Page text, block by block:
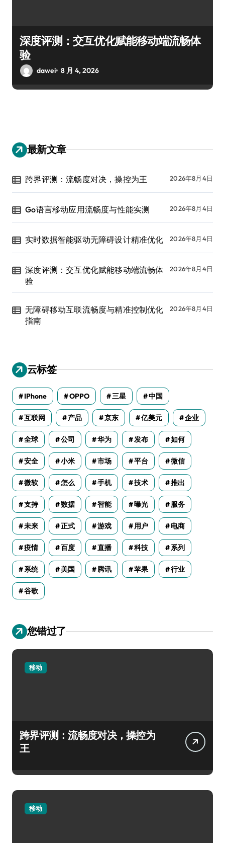
深度评测：交互优化赋能移动端流畅体
验
dawei 8 月 4, 2026
最新文章
跨界评测：流畅度对决，操控为王 2026年8月4日
Go语言移动应用流畅度与性能实测 2026年8月4日
实时数据智能驱动无障碍设计精准优化 2026年8月4日
深度评测：交互优化赋能移动端流畅体
验
2026年8月4日
无障碍移动互联流畅度与精准控制优化
指南
2026年8月4日
云标签
IPhone OPPO 三星 中国
互联网 产品 京东 亿美元 企业
全球 公司 华为 发布 如何
安全 小米 市场 平台 微信
微软 怎么 手机 技术 推出
支持 数据 智能 曝光 服务
未来 正式 游戏 用户 电商
疫情 百度 直播 科技 系列
系统 美国 腾讯 苹果 行业
谷歌
您错过了
移动
跨界评测：流畅度对决，操控为
王
移动